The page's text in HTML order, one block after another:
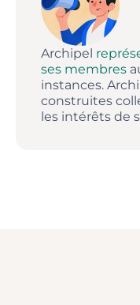
Archipel
ses membres
instances.
construites
les intérêts de